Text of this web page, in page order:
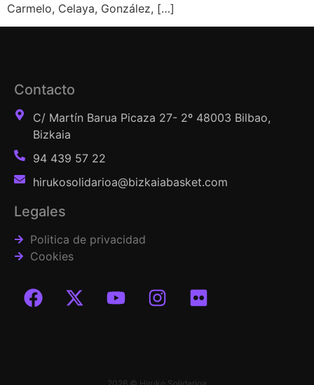
Carmelo, Celaya, González, […]
Contacto
C/ Martín Barua Picaza 27- 2º 48003 Bilbao,
Bizkaia
94 439 57 22
hirukosolidarioa@bizkaiabasket.com
Legales
Politica de privacidad
Cookies